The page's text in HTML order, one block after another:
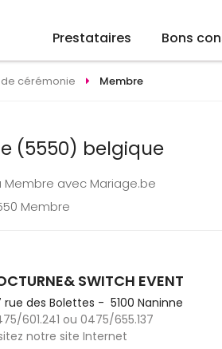
Prestataires Bons
cérémonie Membre
(5550) belgique
avec Mariage.be
Membre
SWITCH EVENT
rue des Bolettes - 5100 Naninne
601.241 ou 0475/655.137
notre site Internet